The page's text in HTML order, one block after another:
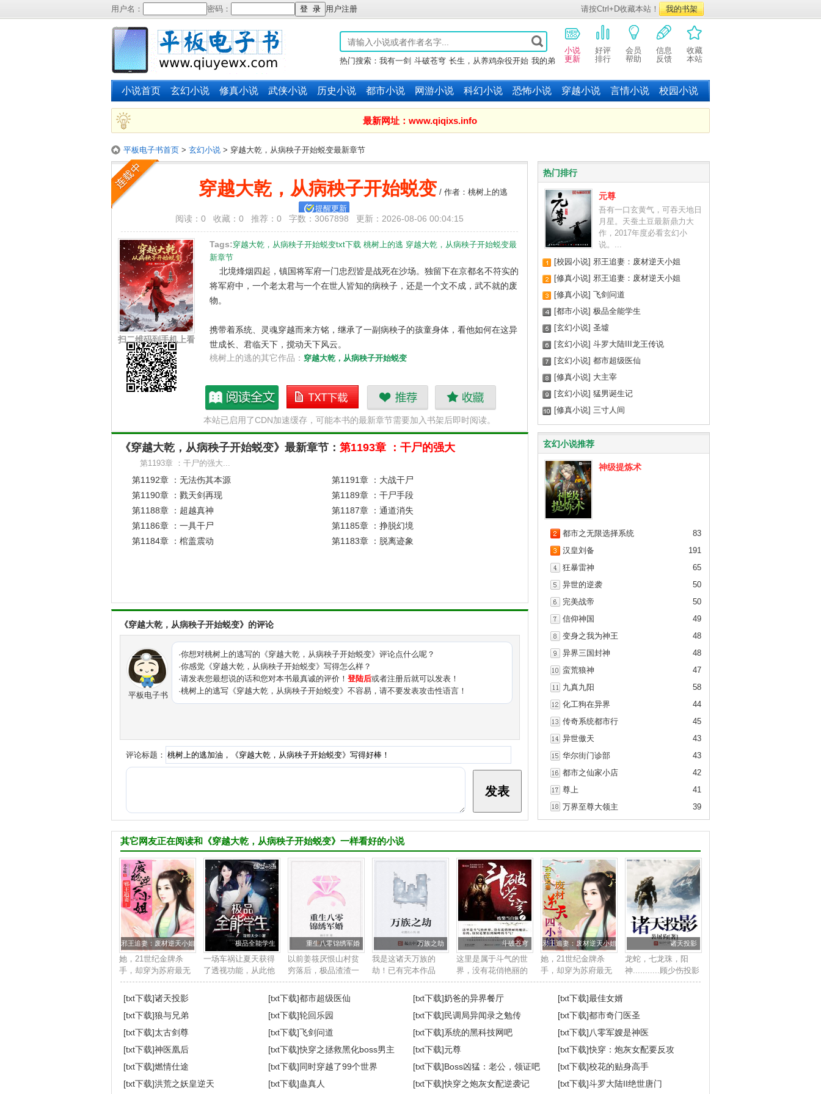
用户名： 密码： 用户注册 请按Ctrl+D收藏本站！ 我的书架
热门搜索： 我有一剑 斗破苍穹 长生，从养鸡杂役开始 我的弟
子全是大帝之资 赤心巡天
小说
更新
好评
排行
会员
帮助
信息
反馈
收藏
本站
小说首页 玄幻小说 修真小说 武侠小说 历史小说 都市小说 网游小说 科幻小说 恐怖小说 穿越小说 言情小说 校园小说
最新网址：www.qiqixs.info
平板电子书首页 > 玄幻小说 > 穿越大乾，从病秧子开始蜕变最新章节
穿越大乾，从病秧子开始蜕变 / 作者：桃树上的逃
提醒更新
阅读：0 收藏：0 推荐：0 字数：3067898 更新：2026-08-06 00:04:15
扫二维码到手机上看
Tags:穿越大乾，从病秧子开始蜕变txt下载 桃树上的逃 穿越大乾，从病秧子开始蜕变最
新章节
北境烽烟四起，镇国将军府一门忠烈皆是战死在沙场。独留下在京都名不符实的
将军府中，一个老太君与一个在世人皆知的病秧子，还是一个文不成，武不就的废
物。
携带着系统、灵魂穿越而来方铭，继承了一副病秧子的孩童身体，看他如何在这异
世成长、君临天下，搅动天下风云。
桃树上的逃的其它作品： 穿越大乾，从病秧子开始蜕变
穿越大乾，从病秧子
开始蜕变最新章节
穿越大乾，从病秧子
开始蜕变txt下载
推荐 收藏
本站已启用了CDN加速缓存，可能本书的最新章节需要加入书架后即时阅读。
热门排行
元尊
吾有一口玄黄气，可吞天地日
月星。天蚕土豆最新鼎力大
作，2017年度必看玄幻小
说。...
[校园小说] 邪王追妻：废材逆天小姐
[修真小说] 邪王追妻：废材逆天小姐
[修真小说] 飞剑问道
[都市小说] 极品全能学生
[玄幻小说] 圣墟
[玄幻小说] 斗罗大陆III龙王传说
[玄幻小说] 都市超级医仙
[修真小说] 大主宰
[玄幻小说] 猛男诞生记
[修真小说] 三寸人间
《穿越大乾，从病秧子开始蜕变》最新章节： 第1193章 ：干尸的强大
第1193章 ：干尸的强大...
第1192章 ：无法伤其本源
第1191章 ：大战干尸
第1190章 ：戮天剑再现
第1189章 ：干尸手段
第1188章 ：超越真神
第1187章 ：通道消失
第1186章 ：一具干尸
第1185章 ：挣脱幻境
第1184章 ：棺盖震动
第1183章 ：脱离迹象
玄幻小说推荐
神级提炼术
83
都市之无限选择系统
191
汉皇刘备
65
狂暴雷神
50
异世的逆袭
50
完美战帝
49
信仰神国
48
变身之我为神王
48
异界三国封神
47
蛮荒狼神
58
九真九阳
44
化工狗在异界
45
传奇系统都市行
43
异世傲天
43
华尔街门诊部
42
都市之仙家小店
41
尊上
39
万界至尊大领主
《穿越大乾，从病秧子开始蜕变》的评论
平板电子书
·你想对桃树上的逃写的《穿越大乾，从病秧子开始蜕变》评论点什么呢？
·你感觉《穿越大乾，从病秧子开始蜕变》写得怎么样？
·请发表您最想说的话和您对本书最真诚的评价！ 登陆后或者注册后就可以发表！
·桃树上的逃写《穿越大乾，从病秧子开始蜕变》不容易，请不要发表攻击性语言！
评论标题：
其它网友正在阅读和《穿越大乾，从病秧子开始蜕变》一样看好的小说
邪王追妻：废材逆天小姐
她，21世纪金牌杀
手，却穿为苏府最无
用的废柴四小姐身
上。他，帝国晋王殿
下，冷酷邪魅强势霸
道，天赋卓绝。世人
皆知她是草包废材，
任意欺压凌辱，唯
独...
极品全能学生
一场车祸让夏天获得
了透视功能，从此他
踏上了一条与众不同
的道路。 打篮球？一
个挑五个。 围棋国
手？让你三颗子。 鉴
重生八零锦绣军婚
以前姜筱厌恨山村贫
穷落后，极品渣渣一
大堆，视带她逃离山
村的人为恩人，却不
料他才是最可怕的犲
狼虎犳。 直到惨死，
姜筱方知外公留给她
的是怎样...
万族之劫
我是这诸天万族的
劫！已有完本作品
《全球高武》《重生
之财源滚滚》，没看
过的书友可以去看
看，新书收藏一下慢
斗破苍穹
这里是属于斗气的世
界，没有花俏艳丽的
魔法，有的，仅仅是
繁衍到巅峰的斗气！
新书等级制度：斗
者，斗师，大斗师，
斗灵，斗王，斗皇，
邪王追妻：废材逆天小姐
她，21世纪金牌杀
手，却穿为苏府最无
用的废柴四小姐身
上。他，帝国晋王殿
下，冷酷邪魅强势霸
道，武道天赋更是无
与伦比。世人皆知她
是草包废柴女，人
诸天投影
龙蛇，七龙珠，阳
神...........顾少伤投影
诸天，一步步踏上征
[txt下载]诸天投影 [txt下载]都市超级医仙 [txt下载]奶爸的异界餐厅 [txt下载]最佳女婿
[txt下载]狼与兄弟 [txt下载]轮回乐园 [txt下载]民调局异闻录之勉传 [txt下载]都市奇门医圣
[txt下载]太古剑尊 [txt下载]飞剑问道 [txt下载]系统的黑科技网吧 [txt下载]八零军嫂是神医
[txt下载]神医凰后 [txt下载]快穿之拯救黑化boss男主 [txt下载]元尊 [txt下载]快穿：炮灰女配要反攻
[txt下载]燃情仕途 [txt下载]同时穿越了99个世界 [txt下载]Boss凶猛：老公，领证吧 [txt下载]校花的贴身高手
[txt下载]洪荒之妖皇逆天 [txt下载]蛊真人 [txt下载]快穿之炮灰女配逆袭记 [txt下载]斗罗大陆II绝世唐门